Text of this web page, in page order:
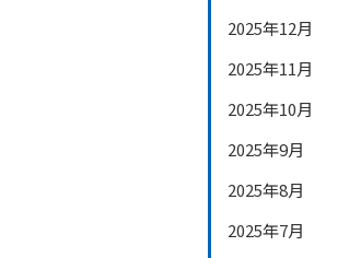
2025年12月
2025年11月
2025年10月
2025年9月
2025年8月
2025年7月